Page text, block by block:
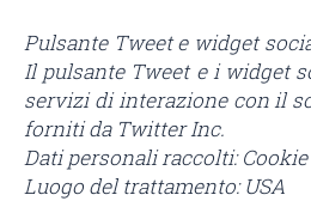
Pulsante Tweet e widget
Il pulsante Tweet e i widget
servizi di interazione con il
forniti da Twitter Inc.
Dati personali raccolti:
Luogo del trattamento: USA